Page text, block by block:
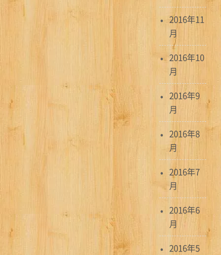
2016年11
月
2016年10
月
2016年9
月
2016年8
月
2016年7
月
2016年6
月
2016年5